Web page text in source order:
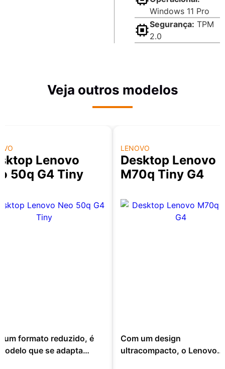
Windows 11 Pro
Segurança: TPM
2.0
Veja outros modelos
Lenovo
50q G4 Tiny
um formato reduzido, é
que se adapta
LENOVO
Desktop Lenovo
M70q Tiny G4
Com um design
ultracompacto, o Lenovo